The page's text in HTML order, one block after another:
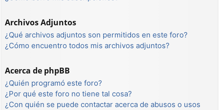
Archivos Adjuntos
¿Qué archivos adjuntos son permitidos en este foro?
¿Cómo encuentro todos mis archivos adjuntos?
Acerca de phpBB
¿Quién programó este foro?
¿Por qué este foro no tiene tal cosa?
¿Con quién se puede contactar acerca de abusos o usos